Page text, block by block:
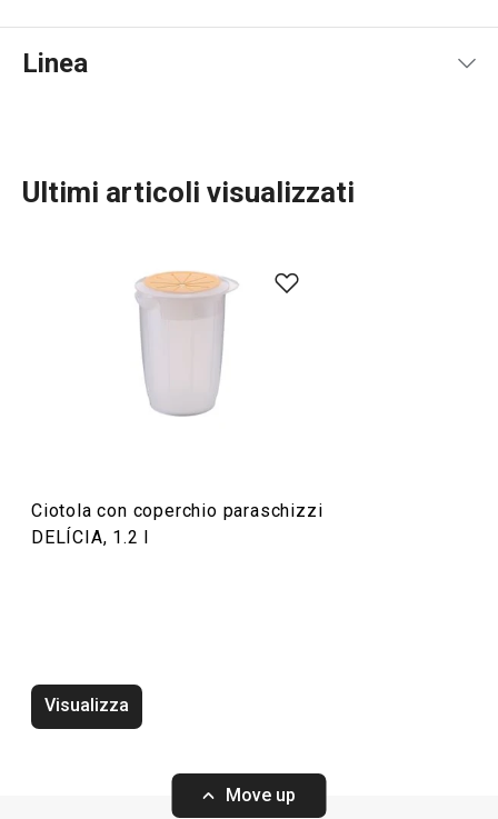
Linea
Cuocere in forno
Preparazione degli alimenti
Ultimi articoli visualizzati
Ciotola con coperchio paraschizzi
DELÍCIA, 1.2 l
Visualizza
Move up